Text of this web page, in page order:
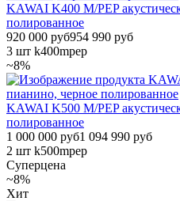
KAWAI K400 M/PEP
полированное
920 000 руб954 990 руб
3 шт k400mpep
~8%
KAWAI K500 M/PEP
полированное
1 000 000 руб1 094 990 руб
2 шт k500mpep
Суперцена
~8%
Хит